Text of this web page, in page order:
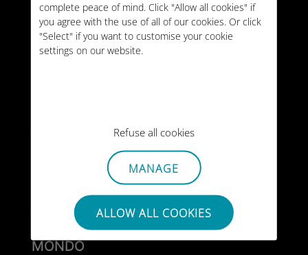
complete peace of mind. Click "Allow all cookies" if
you agree with the use of all of our cookies. Or click
"Select" if you want to customise your cookie
settings on our website.
Refuse all cookies
MANAGE
ALLOW ALL COOKIES
MONDO
TIPO: MENSILE
20GB /mese
VALIDITÀ: Illimitato
44 €/mese
PUNTUALE
PUNTUALE
90 giorni
128 €
MONDO